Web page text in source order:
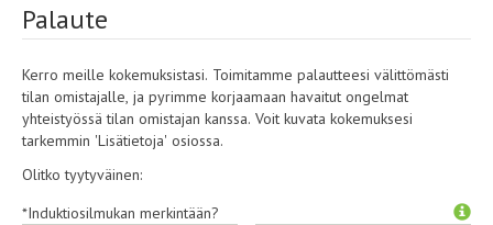
Palaute
Kerro meille kokemuksistasi. Toimitamme palautteesi välittömästi
tilan omistajalle, ja pyrimme korjaamaan havaitut ongelmat
yhteistyössä tilan omistajan kanssa. Voit kuvata kokemuksesi
tarkemmin 'Lisätietoja' osiossa.
Olitko tyytyväinen:
*Induktiosilmukan merkintään?